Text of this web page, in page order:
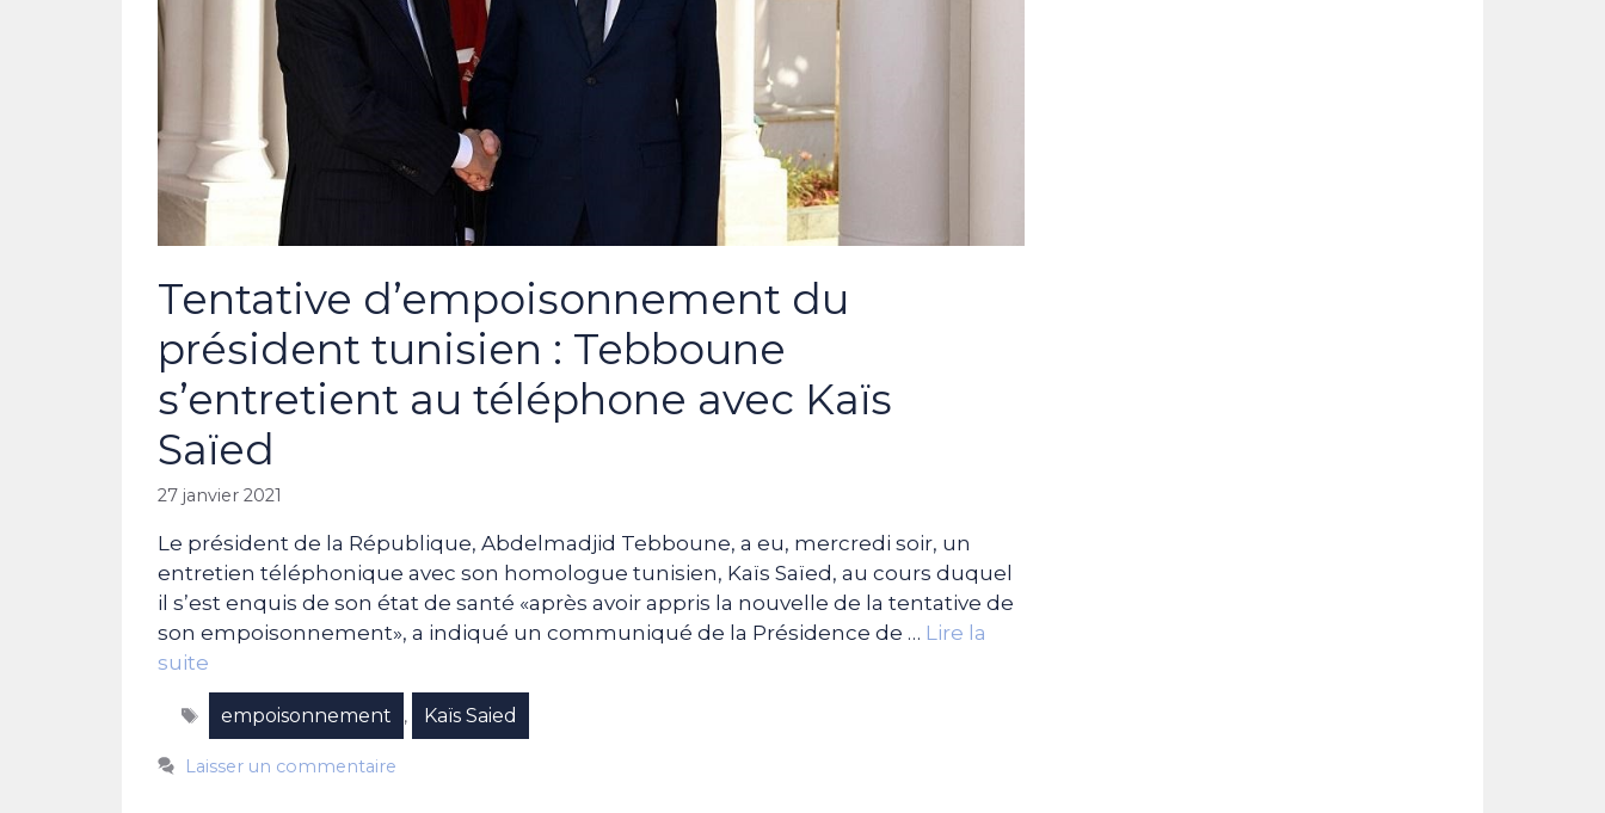
Tentative d’empoisonnement du
président tunisien : Tebboune
s’entretient au téléphone avec Kaïs
Saïed
27 janvier 2021
Le président de la République, Abdelmadjid Tebboune, a eu, mercredi soir, un
entretien téléphonique avec son homologue tunisien, Kaïs Saïed, au cours duquel
il s’est enquis de son état de santé «après avoir appris la nouvelle de la tentative de
son empoisonnement», a indiqué un communiqué de la Présidence de … Lire la
suite
Étiquettes
empoisonnement , Kaïs Saied
Laisser un commentaire